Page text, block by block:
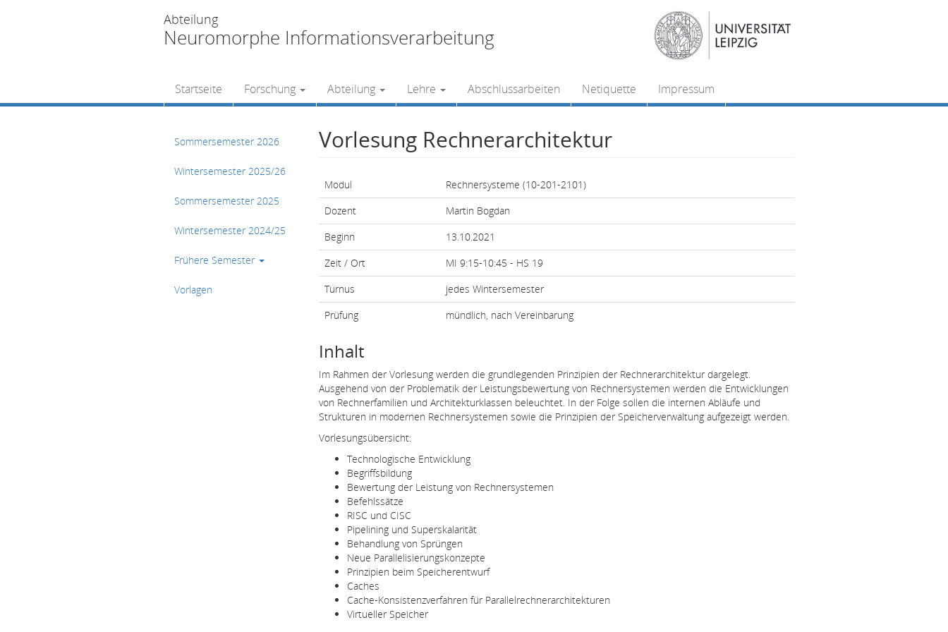
Abteilung
Neuromorphe Informationsverarbeitung
Startseite Forschung Abteilung Lehre Abschlussarbeiten Netiquette Impressum
Sommersemester 2026
Wintersemester 2025/26
Sommersemester 2025
Wintersemester 2024/25
Frühere Semester
Vorlagen
Vorlesung Rechnerarchitektur
Modul
Rechnersysteme (10-201-2101)
Dozent
Martin Bogdan
Beginn
13.10.2021
Zeit / Ort
MI 9:15-10:45 - HS 19
Turnus
jedes Wintersemester
Prüfung
mündlich, nach Vereinbarung
Inhalt
Im Rahmen der Vorlesung werden die grundlegenden Prinzipien der Rechnerarchitektur dargelegt.
Ausgehend von der Problematik der Leistungsbewertung von Rechnersystemen werden die Entwicklungen
von Rechnerfamilien und Architekturklassen beleuchtet. In der Folge sollen die internen Abläufe und
Strukturen in modernen Rechnersystemen sowie die Prinzipien der Speicherverwaltung aufgezeigt werden.
Vorlesungsübersicht:
Technologische Entwicklung
Begriffsbildung
Bewertung der Leistung von Rechnersystemen
Befehlssätze
RISC und CISC
Pipelining und Superskalarität
Behandlung von Sprüngen
Neue Parallelisierungskonzepte
Prinzipien beim Speicherentwurf
Caches
Cache-Konsistenzverfahren für Parallelrechnerarchitekturen
Virtueller Speicher